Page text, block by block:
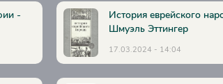
-
История еврейского
Шмуэль Эттингер
17.03.2024 - 14:04